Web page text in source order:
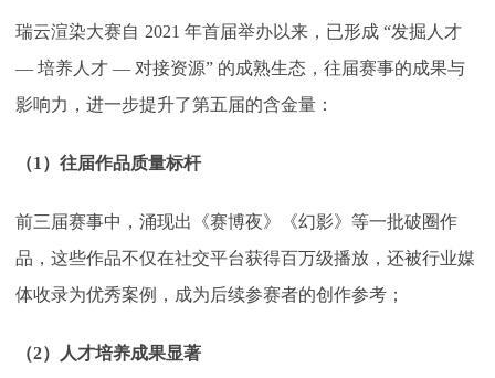
瑞云渲染大赛自 2021 年首届举办以来，已形成 “发掘人才
— 培养人才 — 对接资源” 的成熟生态，往届赛事的成果与
影响力，进一步提升了第五届的含金量：
（1）往届作品质量标杆
前三届赛事中，涌现出《赛博夜》《幻影》等一批破圈作
品，这些作品不仅在社交平台获得百万级播放，还被行业媒
体收录为优秀案例，成为后续参赛者的创作参考；
（2）人才培养成果显著